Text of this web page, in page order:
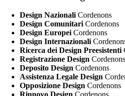
Design Nazionali Cordenons
Design Comunitari Cordenons
Design Europei Cordenons
Design Internazionali
Ricerca dei Design Preesistenti
Registrazione Design Cordenons
Deposito Design Cordenons
Assistenza Legale Design
Opposizione Design Cordenons